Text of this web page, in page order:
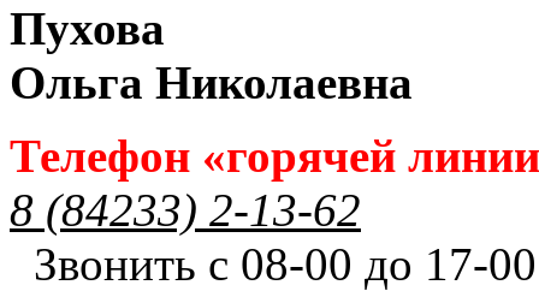
Пухова
Ольга Николаевна
Телефон «горячей
8 (84233) 2-13-62
Звонить с 08-00 до 17-